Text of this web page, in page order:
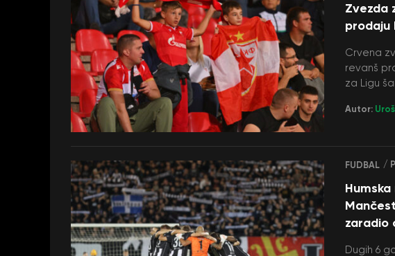
Zvezda
prodaju
Crvena
revanš
za Ligu
Autor:
FUDBAL /
zaradio
Dugih 6